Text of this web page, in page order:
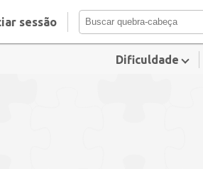
sessão
Dificuldade